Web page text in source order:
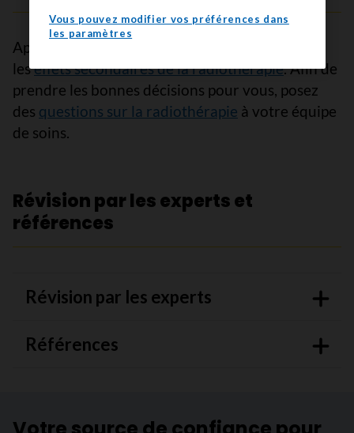
Apprenez-en davantage sur la
leseffets secondaires de la radiothérapie. Afin de
prendre les bonnes décisions pour vous, posez
des questions sur la radiothérapie à votre équipe
de soins.
Révision par les experts et
références
Révision par les experts
Références
Vous pouvez modifier vos préférences dans
les paramètres